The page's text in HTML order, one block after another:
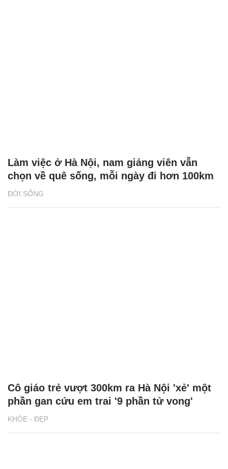
ĐỜI SỐNG
Làm việc ở Hà Nội, nam giảng viên vẫn
chọn về quê sống, mỗi ngày đi hơn 100km
KHỎE - ĐẸP
Cô giáo trẻ vượt 300km ra Hà Nội 'xẻ' một
phần gan cứu em trai '9 phần tử vong'